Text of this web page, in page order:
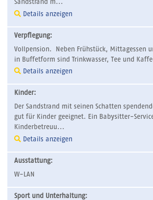
Sandstrand m...
Details anzeigen
Verpflegung:
Vollpension. Neben Frühstück, Mittagessen
in Buffetform sind Trinkwasser, Tee und
Details anzeigen
Kinder:
Der Sandstrand mit seinen Schatten
gut für Kinder geeignet. Ein Babysitter-
Kinderbetreuu...
Details anzeigen
Ausstattung:
W-LAN
Sport und Unterhaltung: